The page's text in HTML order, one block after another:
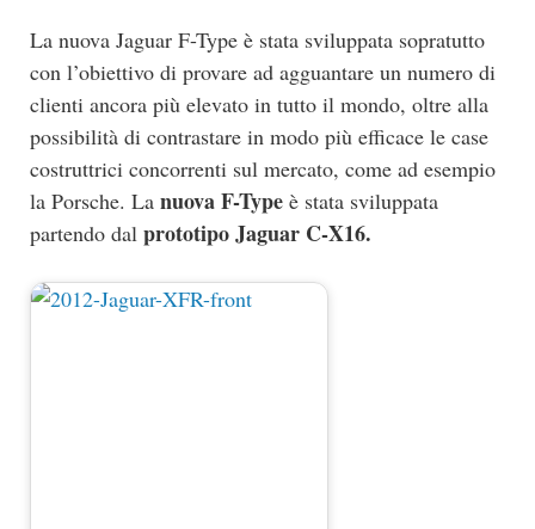
La nuova Jaguar F-Type è stata sviluppata sopratutto
con l’obiettivo di provare ad agguantare un numero di
clienti ancora più elevato in tutto il mondo, oltre alla
possibilità di contrastare in modo più efficace le case
costruttrici concorrenti sul mercato, come ad esempio
la Porsche. La nuova F-Type è stata sviluppata
partendo dal prototipo Jaguar C-X16.